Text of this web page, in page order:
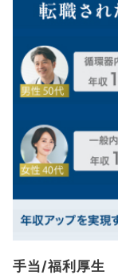
手当/福利厚生